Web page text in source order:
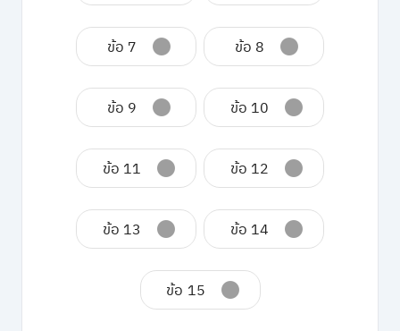
ข้อ 7 ข้อ 8
ข้อ 9 ข้อ 10
ข้อ 11 ข้อ 12
ข้อ 13 ข้อ 14
ข้อ 15